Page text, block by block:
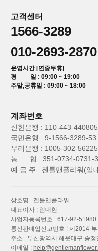
고객센터
1566-3289
010-2693-2870
운영시간 [연중무휴]
평 일 : 09:00 ~ 19:00
주말,공휴일 : 09:00 ~ 18:00
계좌번호
신한은행 : 110-443-440805
국민은행 : 9-1566-3289-53
우리은행 : 1005-302-
농 협 : 351-0734-0731-
예 금 주 : 젠틀맨플라워(임
상호명 : 젠틀맨플라워
대표이사 : 임대현
사업자등록번호 : 617-92-51980
통신판매업신고번호 : 제2014-
주소 : 부산광역시 해운대구 송
이메일 :